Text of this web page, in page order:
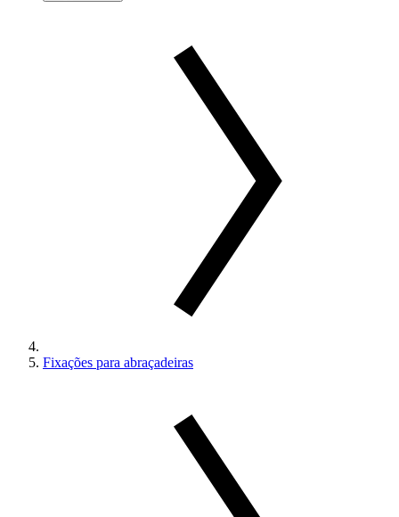
Fixações para abraçadeiras